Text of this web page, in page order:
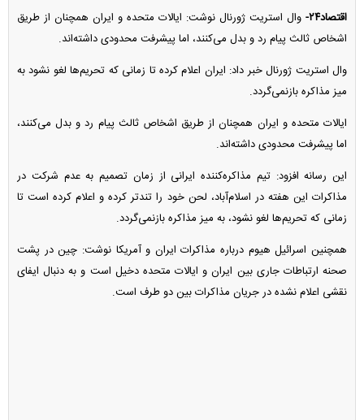
اقتصاد۲۴-
وال استریت ژورنال نوشت: ایالات متحده و ایران همچنان از طریق
اشخاص ثالث پیام رد و بدل می‌کنند، اما پیشرفت محدودی داشته‌اند.
وال استریت ژورنال خبر داد: ایران اعلام کرده تا زمانی که تحریم‌ها لغو نشود به
میز مذاکره بازنمی‌گردد.
ایالات متحده و ایران همچنان از طریق اشخاص ثالث پیام رد و بدل می‌کنند،
اما پیشرفت محدودی داشته‌اند.
این رسانه افزود: تیم مذاکره‌کننده ایرانی از زمان تصمیم به عدم شرکت در
مذاکرات این هفته در اسلام‌آباد، لحن خود را تندتر کرده و اعلام کرده است تا
زمانی که تحریم‌ها لغو نشود، به میز مذاکره بازنمی‌گردد.
همچنین اسرائیل هیوم درباره مذاکرات ایران و آمریکا نوشت: چین در پشت
صحنه ارتباطات جاری بین ایران و ایالات متحده دخیل است و به دنبال ایفای
نقشی اعلام نشده در جریان مذاکرات بین دو طرف است.